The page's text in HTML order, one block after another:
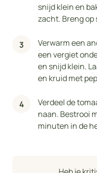
snijd klein en
zacht. Breng op
Verwarm een
een vergiet
en snijd klein.
en kruid met
Verdeel de
naan. Bestrooi
minuten in de